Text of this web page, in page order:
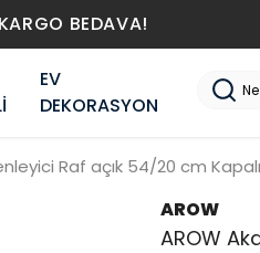
BEDAVA!
EV
DEKORASYON
Raf açık 54/20 cm
AROW
AROW